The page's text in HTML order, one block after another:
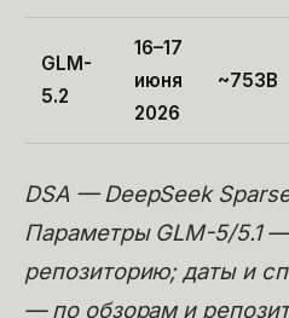
GLM-
5.2
16–17
июня
2026
~753B
DSA — DeepSeek
Параметры GLM-5/5.1
репозиторию; даты и
— по обзорам и